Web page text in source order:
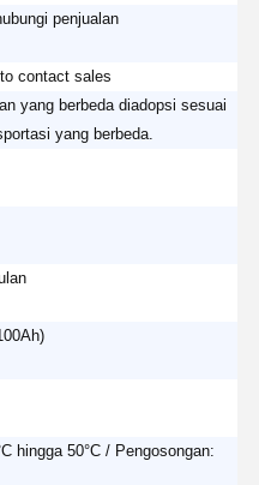
penjualan
contact sales
yang berbeda diadopsi sesuai
yang berbeda.
hingga 50°C / Pengosongan: